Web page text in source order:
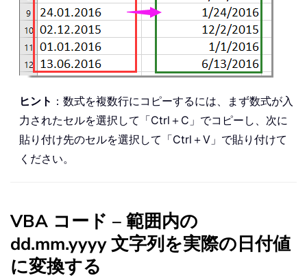
ヒント ：数式を複数行にコピーするには、まず数式が入
力されたセルを選択して「Ctrl＋C」でコピーし、次に
貼り付け先のセルを選択して「Ctrl＋V」で貼り付けて
ください。
VBA コード – 範囲内の
dd.mm.yyyy 文字列を実際の日付値
に変換する